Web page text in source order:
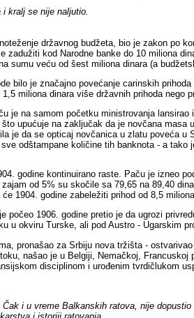
kralj se nije naljutio.
državnog budžeta, bio je zakon po
zadužiti kod Narodne banke do 10 miliona
sumu veću od šest miliona dinara (a
bilo je značajno povećanje carinskih
miliona dinara više državnih prihoda nego
je na samom početku ministrovanja
upućuje na zaključak da je novčana masa
je da se opticaj novčanica u zlatu poveća
odštampane količine tih banknota - a tako
godine kontinuirano raste. Paču je izneo
od 5% su skočile sa 79,65 na 89,40
1904. godine zabeležiti prihod od 8,5
počeo 1906. godine pretio je da ugrozi
u okviru Turske, ali pod Austro - Ugarskim
pronašao za Srbiju nova tržišta -
našao je u Belgiji, Nemačkoj,
disciplinom i urođenim tvrdičlukom
i u vreme Balkanskih ratova, nije